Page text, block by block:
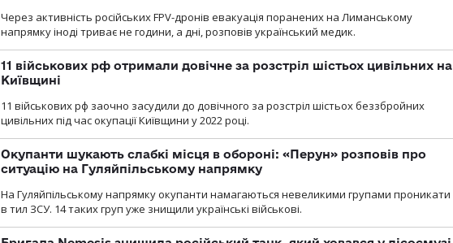
Через активність російських FPV-дронів евакуація поранених на Лиманському
напрямку іноді триває не години, а дні, розповів український медик.
11 військових рф отримали довічне за розстріл шістьох цивільних на
Київщині
11 військових рф заочно засудили до довічного за розстріл шістьох беззбройних
цивільних під час окупації Київщини у 2022 році.
Окупанти шукають слабкі місця в обороні: «Перун» розповів про
ситуацію на Гуляйпільському напрямку
На Гуляйпільському напрямку окупанти намагаються невеликими групами проникати
в тил ЗСУ. 14 таких груп уже знищили українські військові.